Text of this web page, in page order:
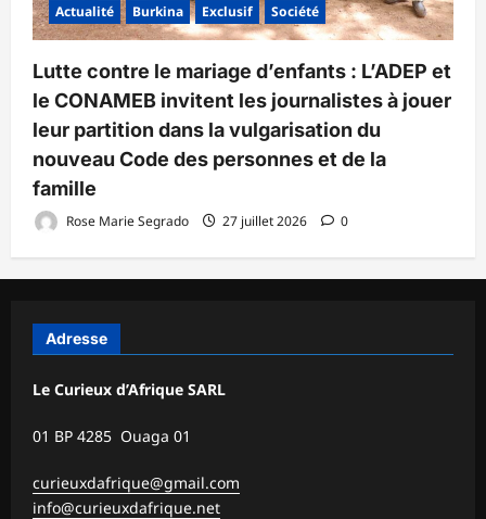
Actualité Burkina Exclusif Société
Lutte contre le mariage d’enfants : L’ADEP et
le CONAMEB invitent les journalistes à jouer
leur partition dans la vulgarisation du
nouveau Code des personnes et de la
famille
Rose Marie Segrado 27 juillet 2026 0
Adresse
Le Curieux d’Afrique SARL
01 BP 4285 Ouaga 01
curieuxdafrique@gmail.com
info@curieuxdafrique.net